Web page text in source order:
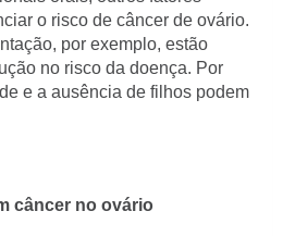
o risco de câncer de ovário.
por exemplo, estão
no risco da doença. Por
e a ausência de filhos podem
câncer no ovário